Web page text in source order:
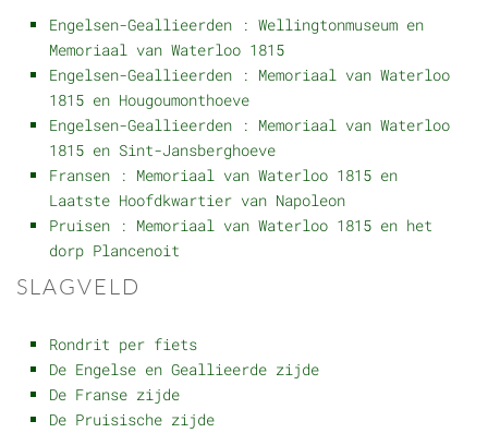
Engelsen-Geallieerden : Wellingtonmuseum en
Memoriaal van Waterloo 1815
Engelsen-Geallieerden : Memoriaal van Waterloo
1815 en Hougoumonthoeve
Engelsen-Geallieerden : Memoriaal van Waterloo
1815 en Sint-Jansberghoeve
Fransen : Memoriaal van Waterloo 1815 en
Laatste Hoofdkwartier van Napoleon
Pruisen : Memoriaal van Waterloo 1815 en het
dorp Plancenoit
SLAGVELD
Rondrit per fiets
De Engelse en Geallieerde zijde
De Franse zijde
De Pruisische zijde